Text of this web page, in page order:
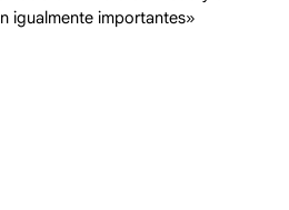
igualmente importantes»